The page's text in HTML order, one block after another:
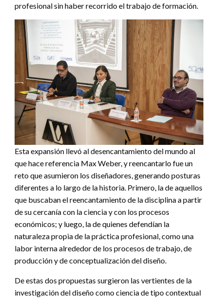
profesional sin haber recorrido el trabajo de formación.
Esta expansión llevó al desencantamiento del mundo al
que hace referencia Max Weber, y reencantarlo fue un
reto que asumieron los diseñadores, generando posturas
diferentes a lo largo de la historia. Primero, la de aquellos
que buscaban el reencantamiento de la disciplina a partir
de su cercanía con la ciencia y con los procesos
económicos; y luego, la de quienes defendían la
naturaleza propia de la práctica profesional, como una
labor interna alrededor de los procesos de trabajo, de
producción y de conceptualización del diseño.
De estas dos propuestas surgieron las vertientes de la
investigación del diseño como ciencia de tipo contextual